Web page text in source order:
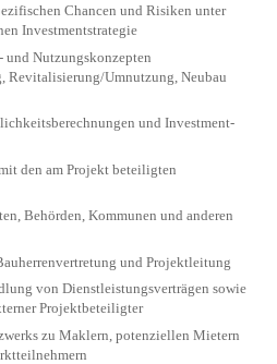
Chancen und Risiken unter
Investmentstrategie
Nutzungskonzepten
Revitalisierung/Umnutzung, Neubau
und Investment-
den am Projekt beteiligten
Behörden, Kommunen und anderen
und Projektleitung
von Dienstleistungsverträgen sowie
Projektbeteiligter
zu Maklern, potenziellen Mietern